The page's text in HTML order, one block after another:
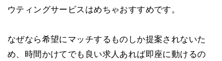
ウティングサービスはめちゃおすすめです。
なぜなら希望にマッチするものしか提案されないた
め、時間かけてでも良い求人あれば即座に動けるの